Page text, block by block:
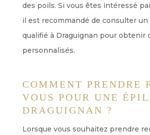
des poils. Si vous êtes intéressé
il est recommandé de consulter
qualifié à Draguignan pour obtenir
personnalisés.
COMMENT PRENDRE
VOUS POUR UNE
DRAGUIGNAN ?
Lorsque vous souhaitez prendre